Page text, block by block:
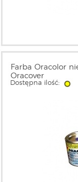
Farba Oracolor
Oracover
Dostępna ilość: